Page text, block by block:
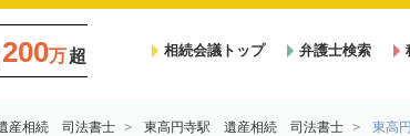
200万超 相続会議トップ 弁護士検索
産相続 司法書士 東高円寺駅 遺産相続 司法書士 東高